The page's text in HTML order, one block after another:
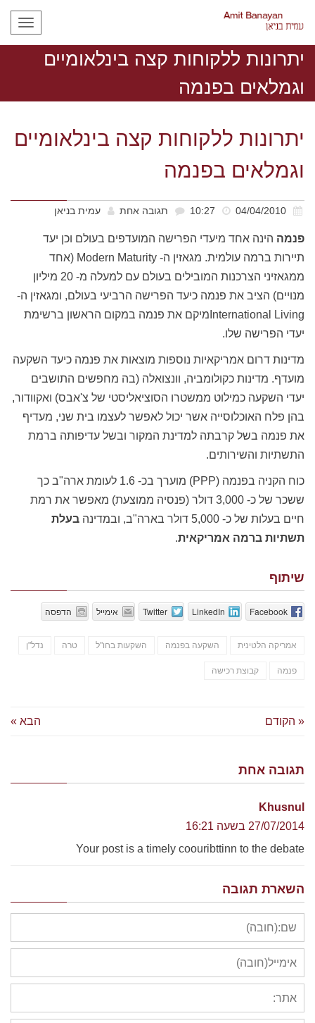
יתרונות ללקוחות קצה בינלאומיים
וגמלאים בפנמה
יתרונות ללקוחות קצה בינלאומיים
וגמלאים בפנמה
תגובה אחת עמית בניאן
פנמה הינה אחד מיעדי הפרישה המועדפים בעולם וכן יעד
תיירות ברמה עולמית. מגאזין ה- Modern Maturity (אחד
ממגאזיני הצרכנות המובילים בעולם עם למעלה מ- 20 מיליון
מנויים) הציב את פנמה כיעד הפרישה הרביעי בעולם, ומגאזין ה-
International Livingמיקם את פנמה במקום הראשון ברשימת
יעדי הפרישה שלו.
מדינות דרום אמריקאיות נוספות מוצאות את פנמה כיעד השקעה
מועדף. מדינות כקולומביה, וונצואלה (בה מחפשים התושבים
יעדי השקעה כמילוט ממשטרו הסוציאליסטי של צ'אבס) ואקוודור,
בהן פלח האוכלוסייה אשר יכול לאפשר לעצמו בית שני, מעדיף
את פנמה בשל קרבתה למדינת המקור ובשל עדיפותה ברמת
התשתיות והשירותים.
כוח הקניה בפנמה (PPP) מוערך בכ- 1.6 לעומת ארה"ב כך
ששכר של כ- 3,000 דולר (פנסיה ממוצעת) מאפשר את רמת
חיים בעלות של כ- 5,000 דולר בארה"ב, ובמדינה
בעלת
תשתיות ברמה אמריקאית.
שיתוף
Facebook
LinkedIn
Twitter אימייל הדפסה
אמריקה הלטינית השקעה בפנמה השקעות בחו"ל טרה נדל"ן
פנמה קבוצת רכישה
« הקודם הבא »
תגובה אחת
Khusnul
27/07/2014 בשעה 16:21
Your post is a timely coouribttinn to the debate
השארת תגובה